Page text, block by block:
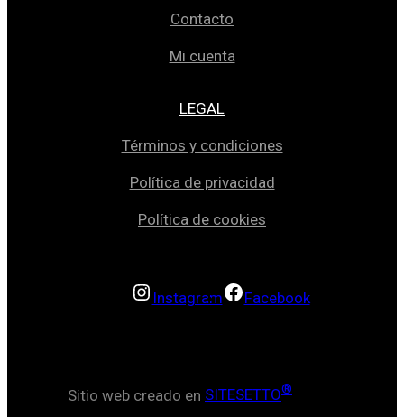
Contacto
Mi cuenta
LEGAL
Términos y condiciones
Política de privacidad
Política de cookies
Instagram Facebook
Sitio web creado en SITESETTO®